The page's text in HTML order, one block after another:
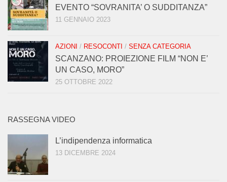
EVENTO “SOVRANITA’ O SUDDITANZA”
11 GENNAIO 2023
AZIONI / RESOCONTI / SENZA CATEGORIA
SCANZANO: PROIEZIONE FILM “NON E’
UN CASO, MORO”
25 OTTOBRE 2022
RASSEGNA VIDEO
L’indipendenza informatica
13 DICEMBRE 2024